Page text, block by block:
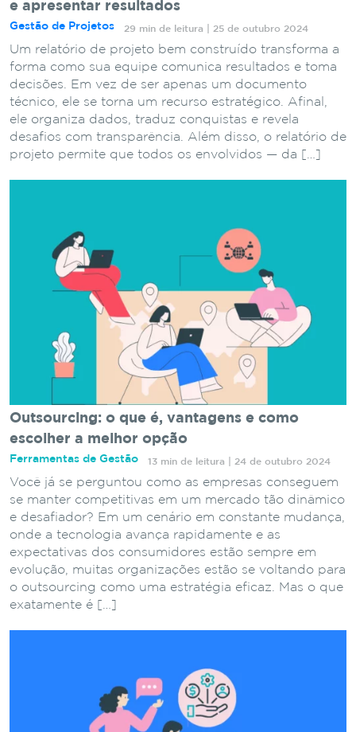
e apresentar resultados
Gestão de Projetos 29 min de leitura | 25 de outubro 2024
Um relatório de projeto bem construído transforma a
forma como sua equipe comunica resultados e toma
decisões. Em vez de ser apenas um documento
técnico, ele se torna um recurso estratégico. Afinal,
ele organiza dados, traduz conquistas e revela
desafios com transparência. Além disso, o relatório de
projeto permite que todos os envolvidos — da […]
Outsourcing: o que é, vantagens e como
escolher a melhor opção
Ferramentas de Gestão 13 min de leitura | 24 de outubro 2024
Você já se perguntou como as empresas conseguem
se manter competitivas em um mercado tão dinâmico
e desafiador? Em um cenário em constante mudança,
onde a tecnologia avança rapidamente e as
expectativas dos consumidores estão sempre em
evolução, muitas organizações estão se voltando para
o outsourcing como uma estratégia eficaz. Mas o que
exatamente é […]